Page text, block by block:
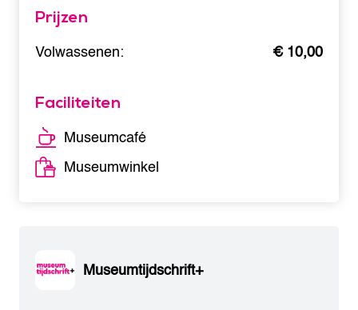
Prijzen
Volwassenen: € 10,00
Faciliteiten
Museumcafé
Museumwinkel
Museumtijdschrift+